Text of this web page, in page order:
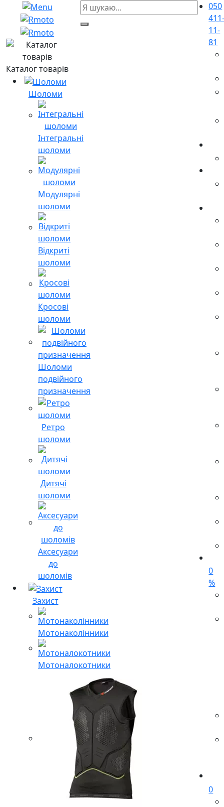
Каталог товарів
Шоломи
Інтегральні
шоломи
Модулярні
шоломи
Відкриті
шоломи
Кросові
шоломи
Шоломи
подвійного
призначення
Ретро
шоломи
Дитячі
шоломи
Аксесуари
до
шоломів
Захист
Мотонаколінники
Мотоналокотники
050
11-
81
0
%
0